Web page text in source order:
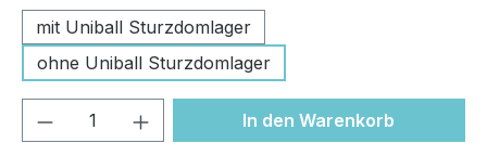
mit Uniball Sturzdomlager
ohne Uniball Sturzdomlager
Produkt Anzahl: Gib denIn den Warenkorb